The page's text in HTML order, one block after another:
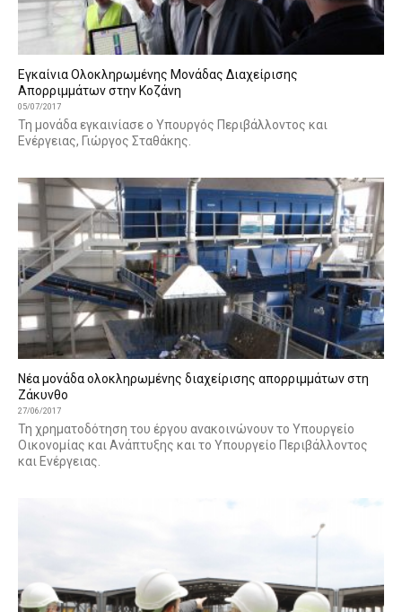
Εγκαίνια Ολοκληρωμένης Μονάδας Διαχείρισης
Απορριμμάτων στην Κοζάνη
05/07/2017
Τη μονάδα εγκαινίασε ο Υπουργός Περιβάλλοντος και
Ενέργειας, Γιώργος Σταθάκης.
Νέα μονάδα ολοκληρωμένης διαχείρισης απορριμμάτων στη
Ζάκυνθο
27/06/2017
Τη χρηματοδότηση του έργου ανακοινώνουν το Υπουργείο
Οικονομίας και Ανάπτυξης και το Υπουργείο Περιβάλλοντος
και Ενέργειας.